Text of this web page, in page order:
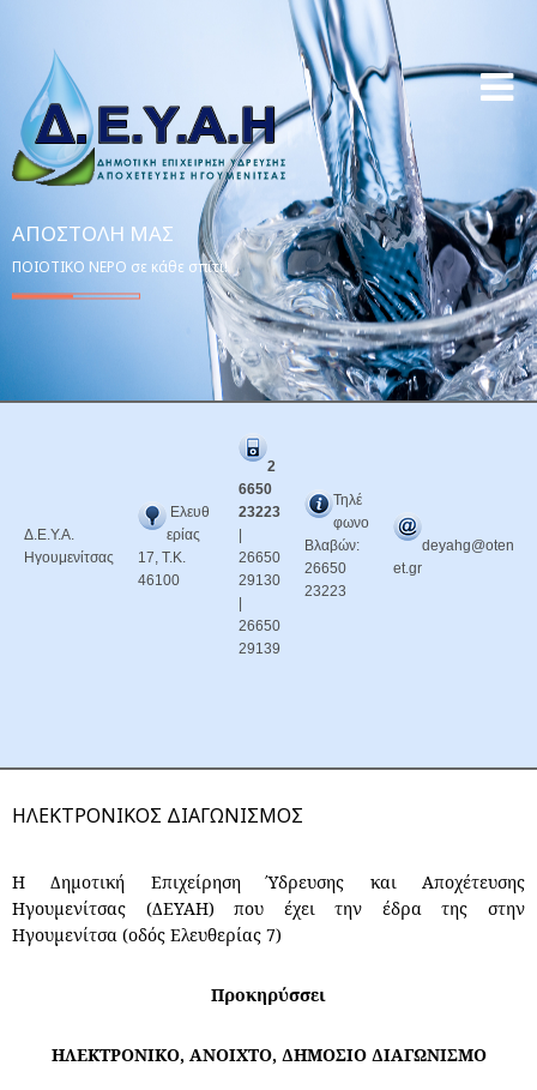
ΑΠΟΣΤΟΛΉ ΜΑΣ
ΠΟΙΟΤΙΚΟ ΝΕΡΟ σε κάθε σπίτι!
Δ.Ε.Υ.Α.
Ηγουμενίτσας
Ελευθ
ερίας
17, Τ.Κ.
46100
2
6650
23223
26650
29130
26650
29139
Τηλέ
φωνο
Βλαβών:
26650
23223
deyahg@oten
et.gr
ΗΛΕΚΤΡΟΝΙΚΟΣ ΔΙΑΓΩΝΙΣΜΟΣ
Η Δημοτική Επιχείρηση Ύδρευσης και Αποχέτευσης
Ηγουμενίτσας (ΔΕΥΑΗ) που έχει την έδρα της στην
Ηγουμενίτσα (οδός Ελευθερίας 7)
Προκηρύσσει
ΗΛΕΚΤΡΟΝΙΚΟ, ΑΝΟΙΧΤΟ, ΔΗΜΟΣΙΟ ΔΙΑΓΩΝΙΣΜΟ